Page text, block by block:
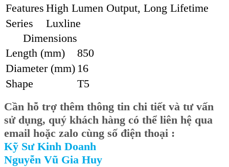
Features High Lumen Output, Long Lifetime
Series
Luxline
Dimensions
Length (mm)
850
Diameter (mm) 16
Shape
T5
Cần hỗ trợ thêm thông tin chi tiết và tư vấn
sử dụng, quý khách hàng có thể liên hệ qua
email hoặc zalo cùng số điện thoại :
Kỹ Sư Kinh Doanh
Nguyễn Vũ Gia Huy